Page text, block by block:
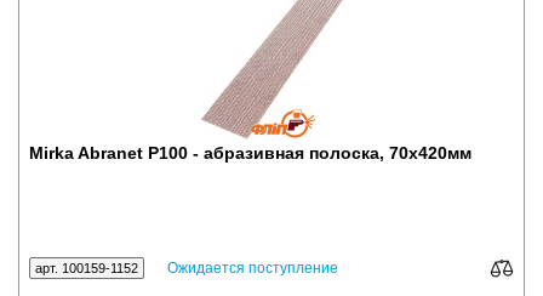
Mirka Abranet P100 - абразивная полоска, 70x420мм
арт. 100159-1152 Ожидается поступление